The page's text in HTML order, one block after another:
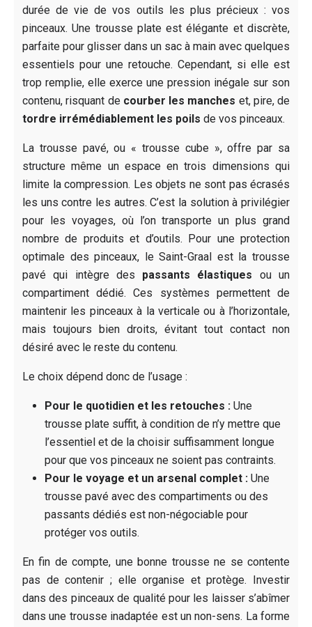
durée de vie de vos outils les plus précieux : vos
pinceaux. Une trousse plate est élégante et discrète,
parfaite pour glisser dans un sac à main avec quelques
essentiels pour une retouche. Cependant, si elle est
trop remplie, elle exerce une pression inégale sur son
contenu, risquant de courber les manches et, pire, de
tordre irrémédiablement les poils de vos pinceaux.
La trousse pavé, ou « trousse cube », offre par sa
structure même un espace en trois dimensions qui
limite la compression. Les objets ne sont pas écrasés
les uns contre les autres. C’est la solution à privilégier
pour les voyages, où l’on transporte un plus grand
nombre de produits et d’outils. Pour une protection
optimale des pinceaux, le Saint-Graal est la trousse
pavé qui intègre des passants élastiques ou un
compartiment dédié. Ces systèmes permettent de
maintenir les pinceaux à la verticale ou à l’horizontale,
mais toujours bien droits, évitant tout contact non
désiré avec le reste du contenu.
Le choix dépend donc de l’usage :
Pour le quotidien et les retouches : Une
trousse plate suffit, à condition de n’y mettre que
l’essentiel et de la choisir suffisamment longue
pour que vos pinceaux ne soient pas contraints.
Pour le voyage et un arsenal complet : Une
trousse pavé avec des compartiments ou des
passants dédiés est non-négociable pour
protéger vos outils.
En fin de compte, une bonne trousse ne se contente
pas de contenir ; elle organise et protège. Investir
dans des pinceaux de qualité pour les laisser s’abîmer
dans une trousse inadaptée est un non-sens. La forme